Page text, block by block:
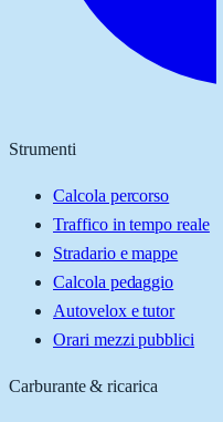
Strumenti
Calcola percorso
Traffico in tempo reale
Stradario e mappe
Calcola pedaggio
Autovelox e tutor
Orari mezzi pubblici
Carburante & ricarica